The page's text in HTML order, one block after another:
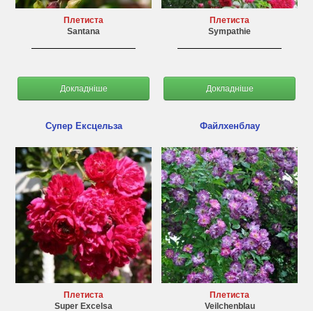
Плетиста
Santana
Докладніше
Плетиста
Sympathie
Докладніше
Супер Ексцельза
Плетиста
Super Excelsa
Файлхенблау
Плетиста
Veilchenblau